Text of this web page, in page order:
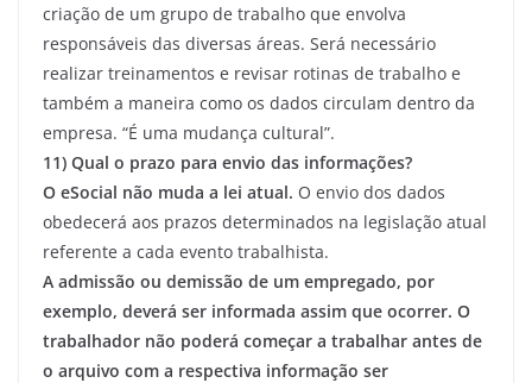
criação de um grupo de trabalho que envolva
responsáveis das diversas áreas. Será necessário
realizar treinamentos e revisar rotinas de trabalho e
também a maneira como os dados circulam dentro da
empresa. “É uma mudança cultural”.
11) Qual o prazo para envio das informações?
O eSocial não muda a lei atual. O envio dos dados
obedecerá aos prazos determinados na legislação atual
referente a cada evento trabalhista.
A admissão ou demissão de um empregado, por
exemplo, deverá ser informada assim que ocorrer. O
trabalhador não poderá começar a trabalhar antes de
o arquivo com a respectiva informação ser